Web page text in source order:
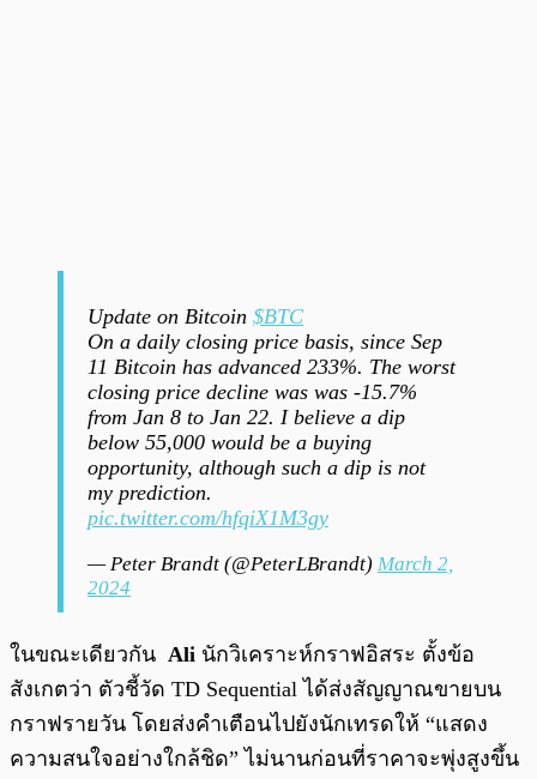
Update on Bitcoin $BTC
On a daily closing price basis, since Sep
11 Bitcoin has advanced 233%. The worst
closing price decline was was -15.7%
from Jan 8 to Jan 22. I believe a dip
below 55,000 would be a buying
opportunity, although such a dip is not
my prediction.
pic.twitter.com/hfqiX1M3gy
— Peter Brandt (@PeterLBrandt) March 2,
2024
ในขณะเดียวกัน Ali นักวิเคราะห์กราฟอิสระ ตั้งข้อ
สังเกตว่า ตัวชี้วัด TD Sequential ได้ส่งสัญญาณขายบน
กราฟรายวัน โดยส่งคำเตือนไปยังนักเทรดให้ “แสดง
ความสนใจอย่างใกล้ชิด” ไม่นานก่อนที่ราคาจะพุ่งสูงขึ้น